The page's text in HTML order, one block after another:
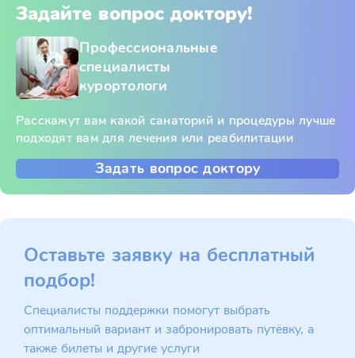
Задайте вопрос доктору!
Профессиональные
специалисты
курортологи
Расскажут вам какой санаторий и процедуры лучше
подходят вам для лечения или реабилитации
Задать вопрос доктору
Оставьте заявку на бесплатный
подбор!
Специалисты поддержки помогут выбрать
оптимальный вариант и забронировать путёвку, а
также билеты и другие услуги